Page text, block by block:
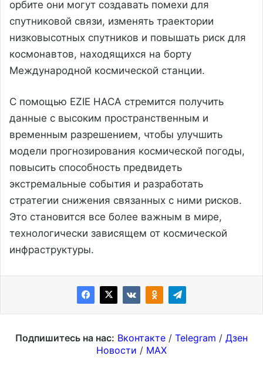
орбите они могут создавать помехи для
спутниковой связи, изменять траектории
низковысотных спутников и повышать риск для
космонавтов, находящихся на борту
Международной космической станции.
С помощью EZIE НАСА стремится получить
данные с высоким пространственным и
временным разрешением, чтобы улучшить
модели прогнозирования космической погоды,
повысить способность предвидеть
экстремальные события и разработать
стратегии снижения связанных с ними рисков.
Это становится все более важным в мире,
технологически зависящем от космической
инфраструктуры.
Подпишитесь на нас: Вконтакте / Telegram / Дзен
Новости / MAX